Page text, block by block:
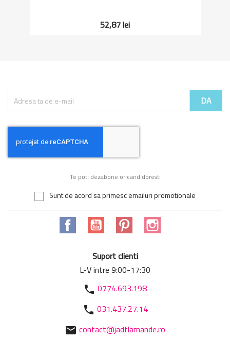
52,87 lei
Te poti dezabone oricand doresti
Sunt de acord sa primesc emailuri promotionale
Facebook YouTube Pinterest
Suport clienti
L-V intre 9:00-17:30
phone 0774.693.198
phone 031.437.27.14
mail contact@jadflamande.ro